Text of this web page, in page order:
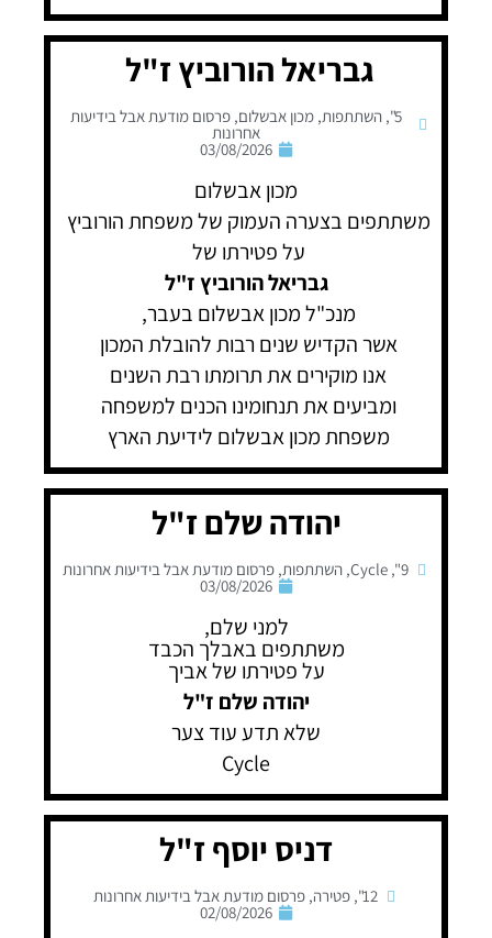
גבריאל הורוביץ ז"ל
5"
,השתתפות,מכון אבשלום,פרסום מודעת אבל בידיעות
אחרונות
03/08/2026
מכון אבשלום
משתתפים בצערה העמוק של משפחת הורוביץ
על פטירתו של
גבריאל הורוביץ ז"ל
מנכ"ל מכון אבשלום בעבר,
אשר הקדיש שנים רבות להובלת המכון
אנו מוקירים את תרומתו רבת השנים
ומביעים את תנחומינו הכנים למשפחה
משפחת מכון אבשלום לידיעת הארץ
יהודה שלם ז"ל
9"
,
Cycle
, השתתפות, פרסום מודעת אבל בידיעות אחרונות
03/08/2026
למני שלם,
משתתפים באבלך הכבד
על פטירתו של אביך
יהודה שלם ז"ל
שלא תדע עוד צער
Cycle
דניס יוסף ז"ל
12"
, פטירה, פרסום מודעת אבל בידיעות אחרונות
02/08/2026